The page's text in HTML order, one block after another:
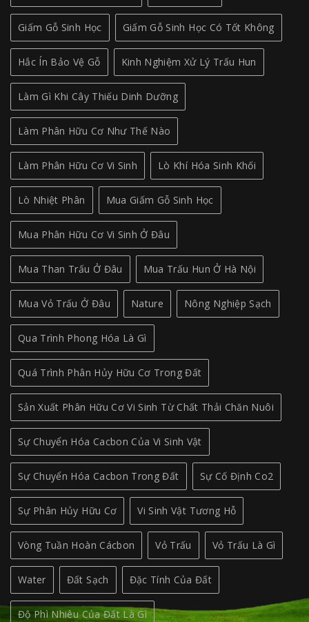
Giấm Gỗ Sinh Học Giấm Gỗ Sinh Học Có Tốt Không
Hắc Ín Bảo Vệ Gỗ Kinh Nghiệm Xử Lý Trấu Hun
Làm Gì Khi Cây Thiếu Dinh Dưỡng
Làm Phân Hữu Cơ Như Thế Nào
Làm Phân Hữu Cơ Vi Sinh Lò Khí Hóa Sinh Khối
Lò Nhiệt Phân Mua Giấm Gỗ Sinh Học
Mua Phân Hữu Cơ Vi Sinh Ở Đâu
Mua Than Trấu Ở Đâu Mua Trấu Hun Ở Hà Nội
Mua Vỏ Trấu Ở Đâu Nature Nông Nghiệp Sạch
Qua Trình Phong Hóa Là Gì
Quá Trình Phân Hủy Hữu Cơ Trong Đất
Sản Xuất Phân Hữu Cơ Vi Sinh Từ Chất Thải Chăn Nuôi
Sự Chuyển Hóa Cacbon Của Vi Sinh Vật
Sự Chuyển Hóa Cacbon Trong Đất Sự Cố Định Co2
Sự Phân Hủy Hữu Cơ Vi Sinh Vật Tương Hỗ
Vòng Tuần Hoàn Cácbon Vỏ Trấu Vỏ Trấu Là Gì
Water Đất Sạch Đặc Tính Của Đất
Độ Phì Nhiêu Của Đất Là Gì